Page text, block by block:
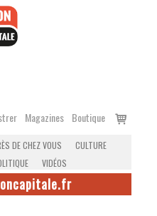
Magazines Boutique
Voir
DE CHEZ VOUS
CULTURE
VIDÉOS